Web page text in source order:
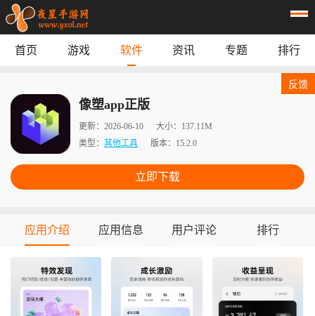
专题 榜单
首页 游戏 软件 资讯 专题 排行
像塑app正版
更新： 2026-06-10 大小： 137.11M
类型： 其他工具 版本： 15.2.0
立即下载
反馈
应用介绍 应用信息 用户评论 排行